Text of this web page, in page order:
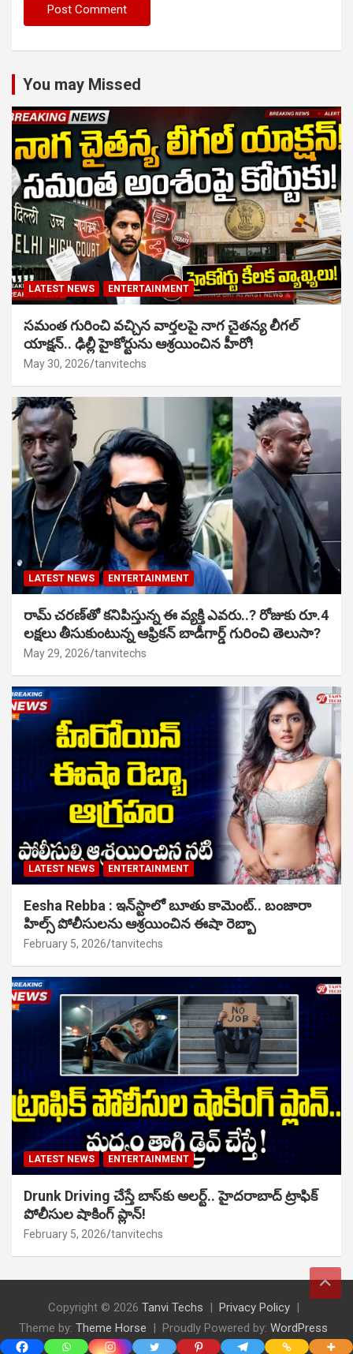
You may Missed
LATEST NEWS ENTERTAINMENT
సమంత గురించి వచ్చిన వార్తలపై నాగ చైతన్య లీగల్
యాక్షన్.. ఢిల్లీ హైకోర్టును ఆశ్రయించిన హీరో!
May 30, 2026 tanvitechs
LATEST NEWS ENTERTAINMENT
రామ్ చరణ్‌తో కనిపిస్తున్న ఈ వ్యక్తి ఎవరు..? రోజుకు రూ.4
లక్షలు తీసుకుంటున్న ఆఫ్రికన్ బాడీగార్డ్ గురించి తెలుసా?
May 29, 2026 tanvitechs
LATEST NEWS ENTERTAINMENT
Eesha Rebba : ఇన్‌స్టాలో బూతు కామెంట్.. బంజారా
హిల్స్ పోలీసులను ఆశ్రయించిన ఈషా రెబ్బా
February 5, 2026 tanvitechs
LATEST NEWS ENTERTAINMENT
Drunk Driving చేస్తే బాస్‌కు అలర్ట్.. హైదరాబాద్ ట్రాఫిక్
పోలీసుల షాకింగ్ ప్లాన్!
February 5, 2026 tanvitechs
Copyright © 2026 Tanvi Techs
Privacy Policy
Theme by: Theme Horse Proudly Powered by: WordPress